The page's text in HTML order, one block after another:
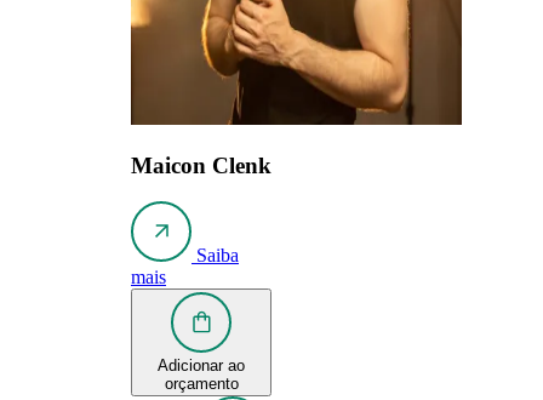
Maicon Clenk
Saiba
mais
Adicionar ao
orçamento